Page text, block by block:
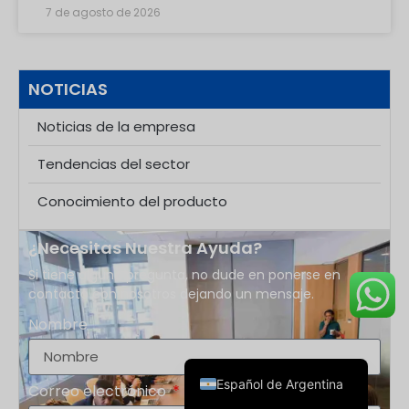
NOTICIAS
Noticias de la empresa
Tendencias del sector
Conocimiento del producto
¿Necesitas Nuestra Ayuda?
Si tiene alguna pregunta, no dude en ponerse en
contacto con nosotros dejando un mensaje.
Nombre
Correo electrónico
configuración de rosca y la altura del cuello. Una
no garantiza un envase comercial a prueba de fugas.
No interpretes 24/410 como una fracción. No significa
una abertura interna de 24 mm, una dimensión de 410
mm ni una rosca de 4,10 mm. Es una norma de
envases y cierres. ¿Qué
7 de agosto de 2026
Español de Argentina
Italiano
한국어
العربية